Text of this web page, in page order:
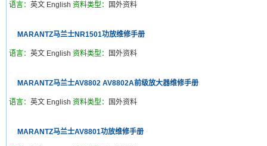
语言： 英文 English 资料类型： 国外资料
MARANTZ马兰士NR1501功放维修手册
语言： 英文 English 资料类型： 国外资料
MARANTZ马兰士AV8802 AV8802A前级放大器维修手册
语言： 英文 English 资料类型： 国外资料
MARANTZ马兰士AV8801功放维修手册